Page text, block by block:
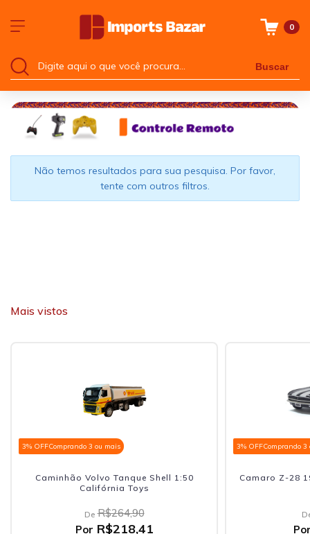
0
Buscar
Não temos resultados para sua pesquisa. Por favor,
tente com outros filtros.
Mais vistos
1:50
3% OFFComprando 3 ou mais
Camaro Z-28 1967 Kinsmart 1:37 Preto
Por